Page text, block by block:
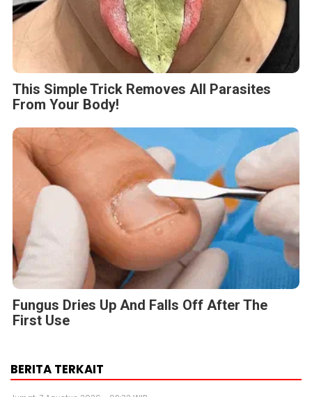
This Simple Trick Removes All Parasites
From Your Body!
Fungus Dries Up And Falls Off After The
First Use
BERITA TERKAIT